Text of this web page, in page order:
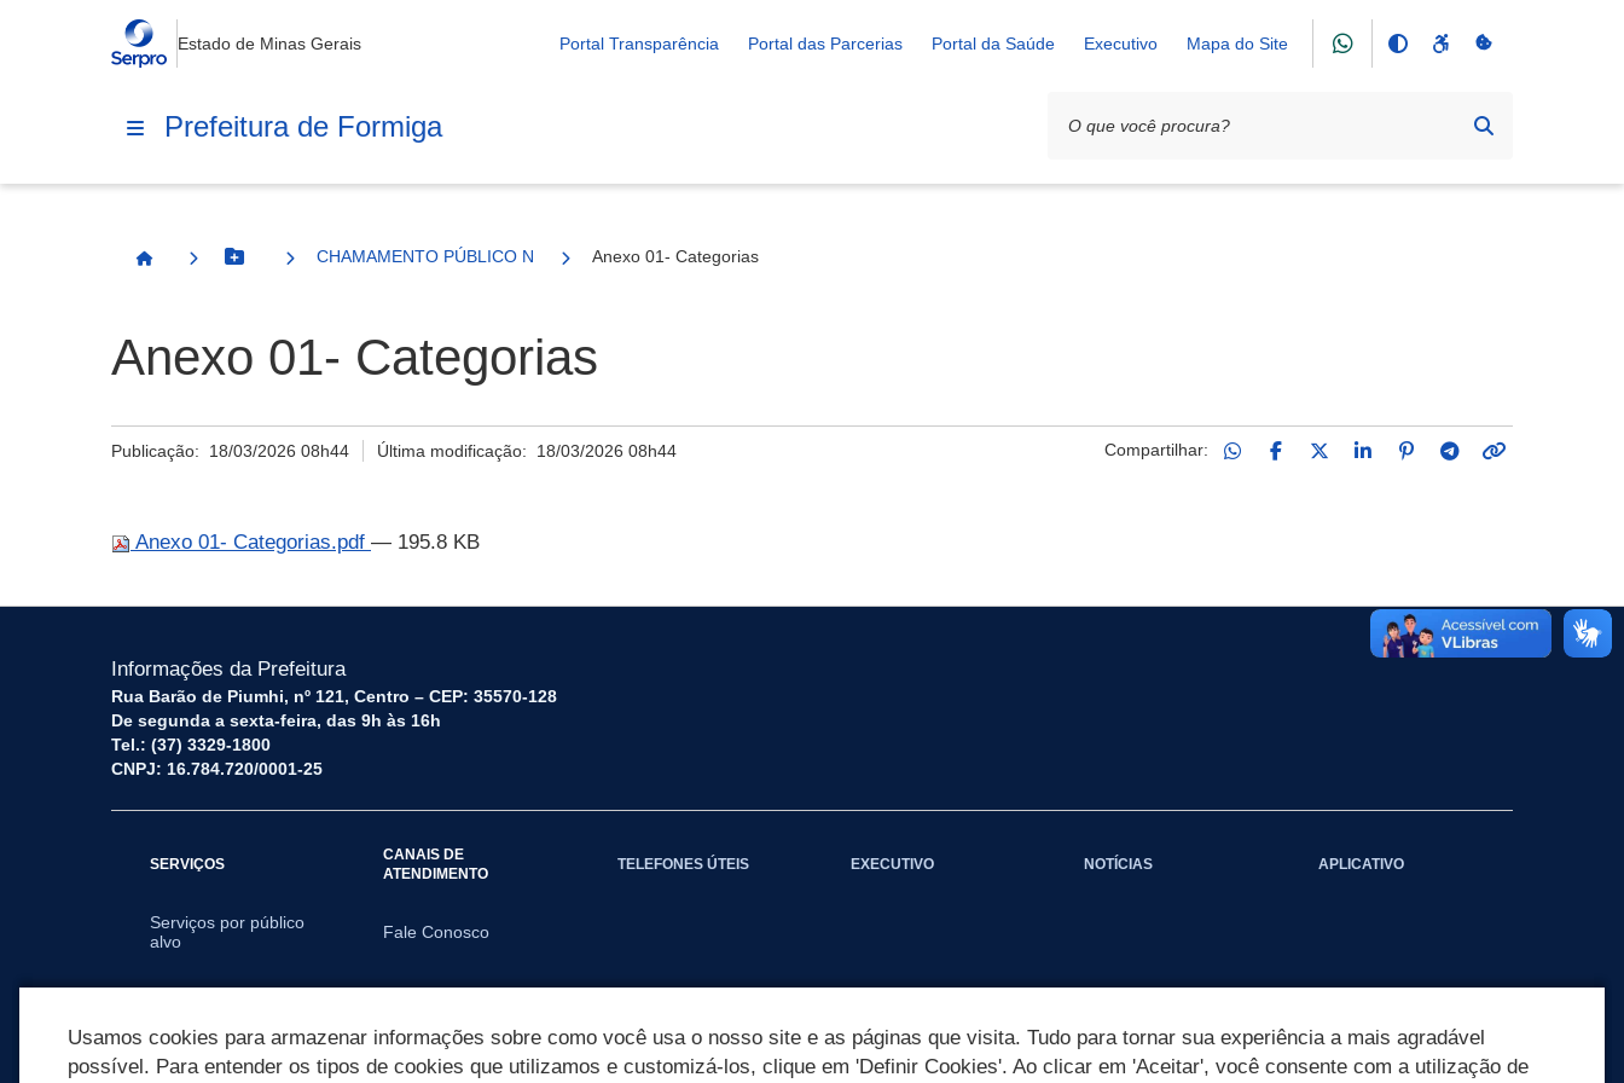
Estado de Minas Gerais Portal Transparência Portal das Parcerias Portal da Saúde Executivo Mapa do Site
Prefeitura de Formiga
Página InicialBotão Menu
CHAMAMENTO PÚBLICO Nº 02/2026 - SELEÇÃO DE PROJETOS PARA FIRMAR TERMO DE EXECUÇÃO CULTURAL
Anexo 01- Categorias
Anexo 01- Categorias
Publicação: 18/03/2026 08h44 Última modificação: 18/03/2026 08h44 Compartilhar:
Anexo 01- Categorias.pdf — 195.8 KB
Informações da Prefeitura
Rua Barão de Piumhi, nº 121, Centro – CEP: 35570-128
De segunda a sexta-feira, das 9h às 16h
Tel.: (37) 3329-1800
CNPJ: 16.784.720/0001-25
SERVIÇOS
Serviços por público
alvo
CANAIS DE
ATENDIMENTO
Fale Conosco
TELEFONES ÚTEIS EXECUTIVO NOTÍCIAS APLICATIVO
Usamos cookies para armazenar informações sobre como você usa o nosso site e as páginas que visita. Tudo para tornar sua experiência a mais agradável
possível. Para entender os tipos de cookies que utilizamos e customizá-los, clique em 'Definir Cookies'. Ao clicar em 'Aceitar', você consente com a utilização de